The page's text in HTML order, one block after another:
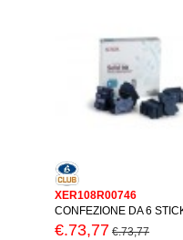
XER108R00746
CONFEZIONE DA 6
€.73,77 €.73,77